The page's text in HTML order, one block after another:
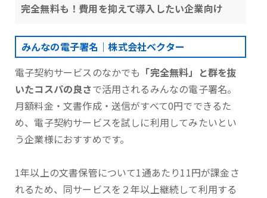
完全無料も！費用を抑えて導入したい企業向け
みんなの電子署名｜株式会社ベクター
電子契約サービスのなかでも 「完全無料」と群を抜
いたコスパの良さで活用されるみんなの電子署名。
月額料金・文書作成・送信がすべて0円でできるた
め、電子契約サービスを試しに利用してみたいとい
う企業様におすすめです。
1年以上の文書保管について1通あたり11円が課金さ
れるため、同サービスを２年以上継続して利用する